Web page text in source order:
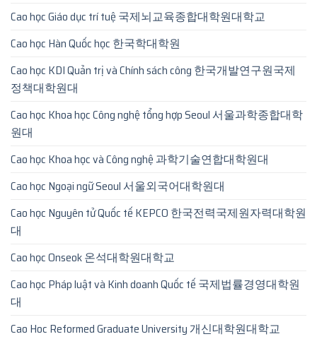
Cao học Giáo dục trí tuệ 국제뇌교육종합대학원대학교
Cao học Hàn Quốc học 한국학대학원
Cao học KDI Quản trị và Chính sách công 한국개발연구원국제
정책대학원대
Cao học Khoa học Công nghệ tổng hợp Seoul 서울과학종합대학
원대
Cao học Khoa học và Công nghệ 과학기술연합대학원대
Cao học Ngoại ngữ Seoul 서울외국어대학원대
Cao học Nguyên tử Quốc tế KEPCO 한국전력국제원자력대학원
대
Cao học Onseok 온석대학원대학교
Cao học Pháp luật và Kinh doanh Quốc tế 국제법률경영대학원
대
Cao Hoc Reformed Graduate University 개신대학원대학교